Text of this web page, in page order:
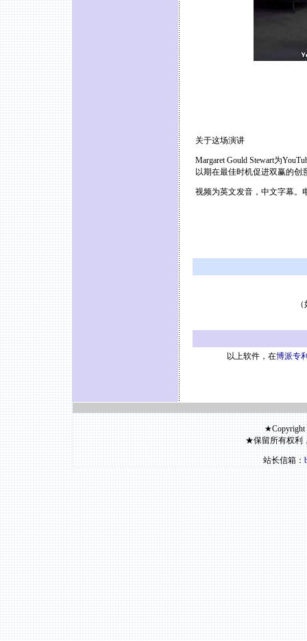
关于这场演讲
Margaret Gould Stewart为
以期在最佳时机促进双赢的创
视频为英文发音，中文字幕。
以上软件，在博派专
★Copyright
★保留所有权利
站长信箱：